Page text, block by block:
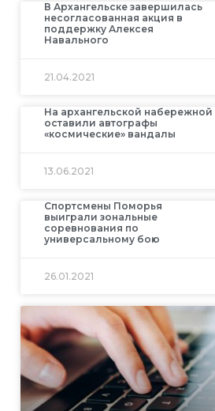
В Архангельске завершилась
несогласованная акция в
поддержку Алексея
Навального
21.04.2021
На архангельской набережной
оставили автографы
«космические» вандалы
13.06.2021
Спортсмены Поморья
выиграли зональные
соревнования по
универсальному бою
26.01.2021